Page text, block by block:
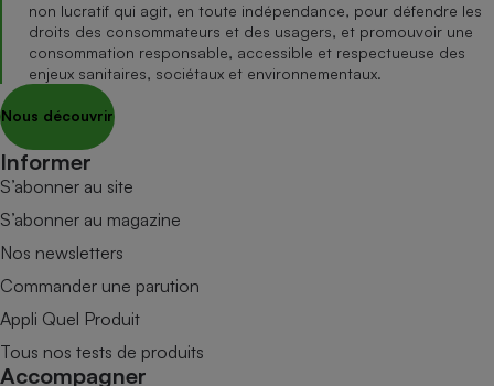
non lucratif qui agit, en toute indépendance, pour défendre les
droits des consommateurs et des usagers, et promouvoir une
consommation responsable, accessible et respectueuse des
enjeux sanitaires, sociétaux et environnementaux.
Nous découvrir
Informer
S’abonner au site
S’abonner au magazine
Nos newsletters
Commander une parution
Appli Quel Produit
Tous nos tests de produits
Accompagner